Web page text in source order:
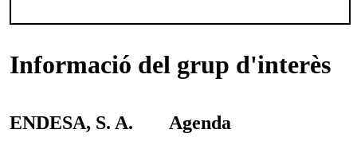
Informació del grup d'interès
ENDESA, S. A. Agenda